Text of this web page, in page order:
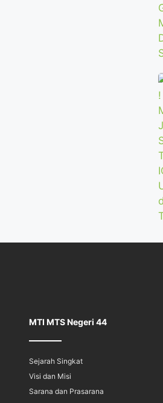
MTI MTS Negeri 44
Sejarah Singkat
Visi dan Misi
Sarana dan Prasarana